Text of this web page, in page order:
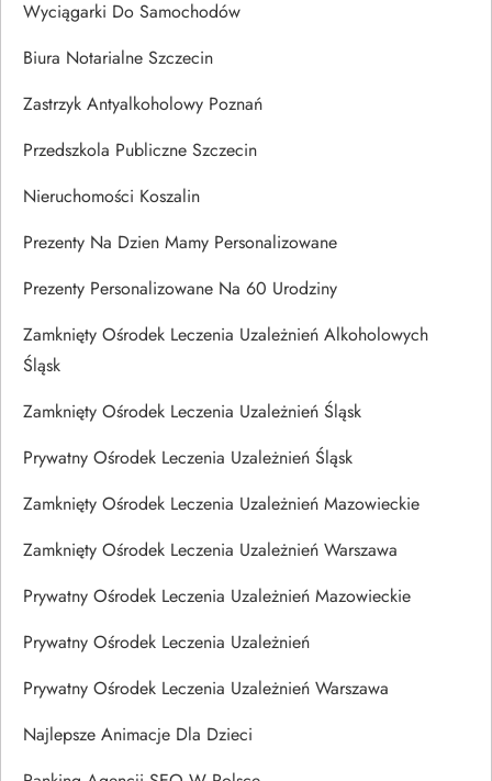
Wyciągarki Do Samochodów
Biura Notarialne Szczecin
Zastrzyk Antyalkoholowy Poznań
Przedszkola Publiczne Szczecin
Nieruchomości Koszalin
Prezenty Na Dzien Mamy Personalizowane
Prezenty Personalizowane Na 60 Urodziny
Zamknięty Ośrodek Leczenia Uzależnień Alkoholowych
Śląsk
Zamknięty Ośrodek Leczenia Uzależnień Śląsk
Prywatny Ośrodek Leczenia Uzależnień Śląsk
Zamknięty Ośrodek Leczenia Uzależnień Mazowieckie
Zamknięty Ośrodek Leczenia Uzależnień Warszawa
Prywatny Ośrodek Leczenia Uzależnień Mazowieckie
Prywatny Ośrodek Leczenia Uzależnień
Prywatny Ośrodek Leczenia Uzależnień Warszawa
Najlepsze Animacje Dla Dzieci